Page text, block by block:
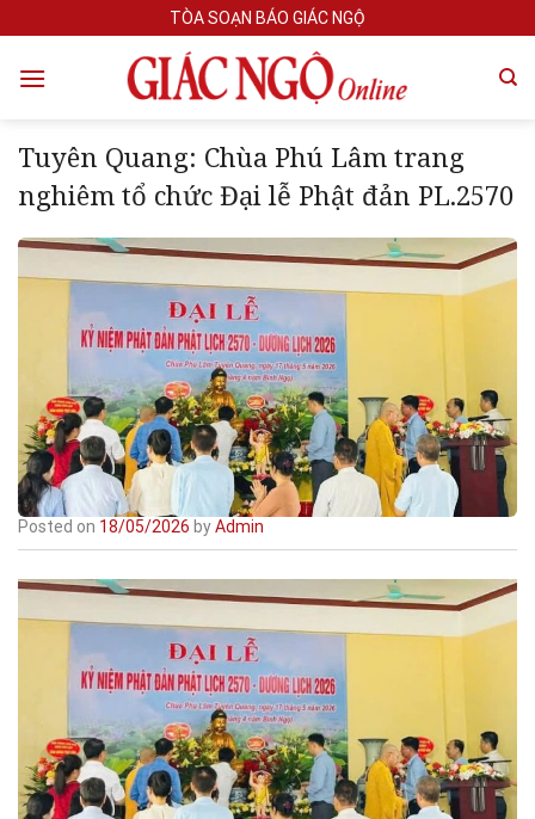
to
content
TÒA SOẠN BÁO GIÁC NGỘ
Tuyên Quang: Chùa Phú Lâm trang
nghiêm tổ chức Đại lễ Phật đản PL.2570
Posted on 18/05/2026 byAdmin